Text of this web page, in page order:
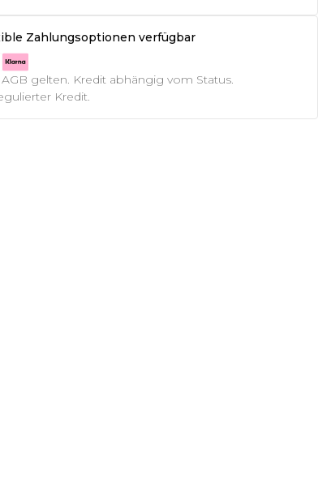
Zahlungsoptionen verfügbar
AGB gelten. Kredit abhängig vom Status.
Kredit.